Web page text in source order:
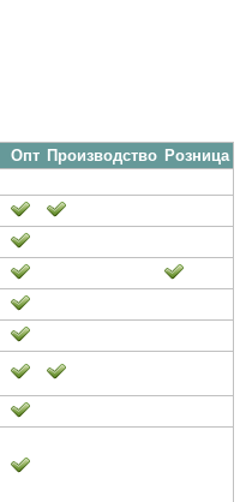
Опт Производство Розница